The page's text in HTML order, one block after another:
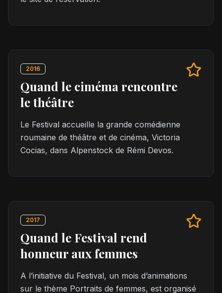
2016
Quand le ciméma rencontre
le théâtre
Le Festival accueille la grande comédienne
roumaine de théâtre et de cinéma, Victoria
Cocias, dans Alpenstock de Rémi Devos.
2017
Quand le Festival rend
honneur aux femmes
A l’initiative du Festival, un mois d’animations
sur le thème Portraits de femmes, est organisé